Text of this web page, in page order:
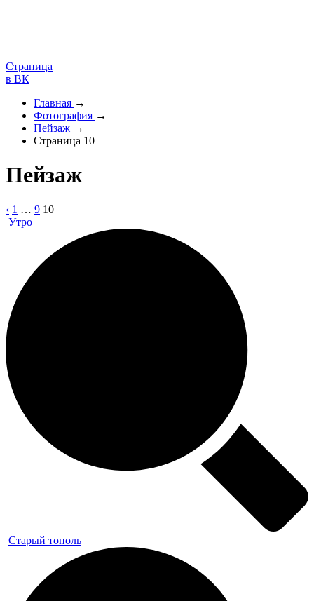
Страница
в ВК
Главная →
Фотография →
Пейзаж →
Страница 10
Пейзаж
‹ 1 … 9 10
Утро
Старый тополь